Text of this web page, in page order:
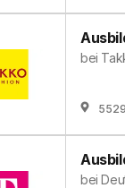
bei
bei